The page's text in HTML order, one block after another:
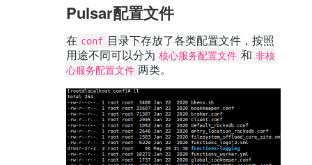
Pulsar配置文件
在 conf 目录下存放了各类配置文件，按照
用途不同可以分为 核心服务配置文件 和 非核
心服务配置文件 两类。